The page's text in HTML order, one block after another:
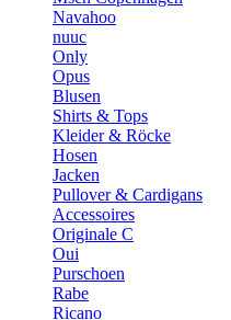
Navahoo
nuuc
Only
Opus
Blusen
Shirts & Tops
Kleider & Röcke
Hosen
Jacken
Pullover & Cardigans
Accessoires
Originale C
Oui
Purschoen
Rabe
Ricano